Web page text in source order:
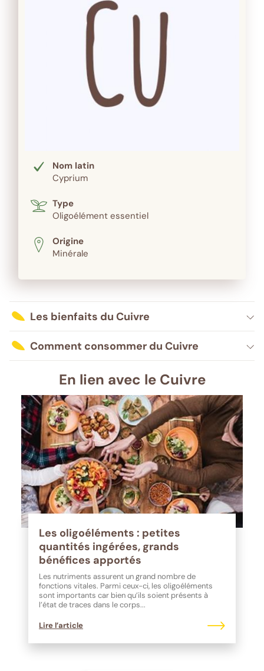
Nom latin
Cyprium
Type
Oligoélément essentiel
Origine
Minérale
Les bienfaits du Cuivre
Comment consommer du Cuivre
En lien avec le Cuivre
Les oligoéléments : petites
quantités ingérées, grands
bénéfices apportés
Les nutriments assurent un grand nombre de
fonctions vitales. Parmi ceux-ci, les oligoéléments
sont importants car bien qu’ils soient présents à
l’état de traces dans le corps...
Lire l’article